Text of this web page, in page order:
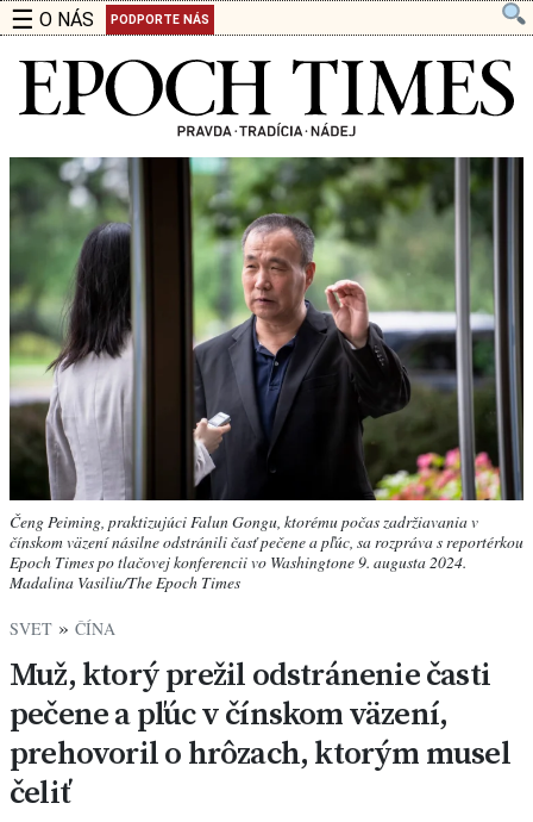
☰ O NÁS PODPORTE NÁS
Čeng Peiming, praktizujúci Falun Gongu, ktorému počas zadržiavania v
čínskom väzení násilne odstránili časť pečene a pľúc, sa rozpráva s reportérkou
Epoch Times po tlačovej konferencii vo Washingtone 9. augusta 2024.
Madalina Vasiliu/The Epoch Times
SVET » ČÍNA
Muž, ktorý prežil odstránenie časti
pečene a pľúc v čínskom väzení,
prehovoril o hrôzach, ktorým musel
čeliť